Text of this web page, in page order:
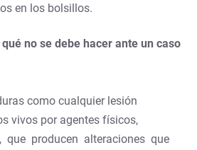
en los bolsillos.
no se debe hacer ante un caso
como cualquier lesión
vivos por agentes físicos,
que producen alteraciones que